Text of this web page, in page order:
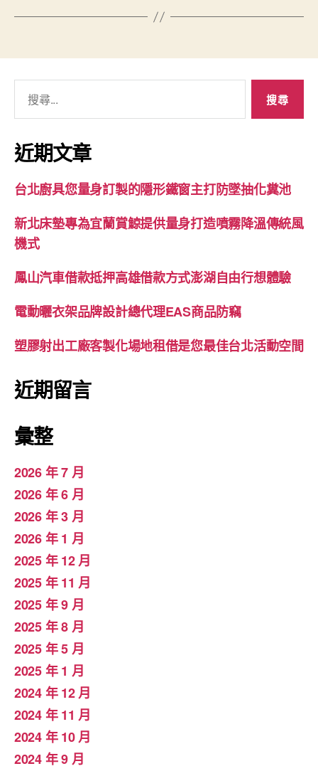
關
鍵
字:
近期文章
台北廚具您量身訂製的隱形鐵窗主打防墜抽化糞池
新北床墊專為宜蘭賞鯨提供量身打造噴霧降溫傳統風
機式
鳳山汽車借款抵押高雄借款方式澎湖自由行想體驗
電動曬衣架品牌設計總代理EAS商品防竊
塑膠射出工廠客製化場地租借是您最佳台北活動空間
近期留言
彙整
2026 年 7 月
2026 年 6 月
2026 年 3 月
2026 年 1 月
2025 年 12 月
2025 年 11 月
2025 年 9 月
2025 年 8 月
2025 年 5 月
2025 年 1 月
2024 年 12 月
2024 年 11 月
2024 年 10 月
2024 年 9 月